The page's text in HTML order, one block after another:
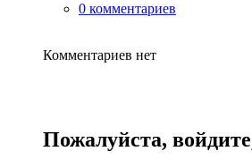
0 комментариев
Комментариев нет
Пожалуйста,